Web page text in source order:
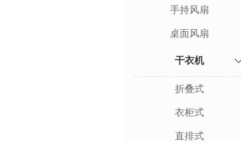
手持风扇
桌面风扇
干衣机
折叠式
衣柜式
直排式